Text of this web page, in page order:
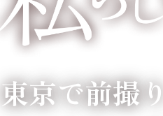
東京で前撮り